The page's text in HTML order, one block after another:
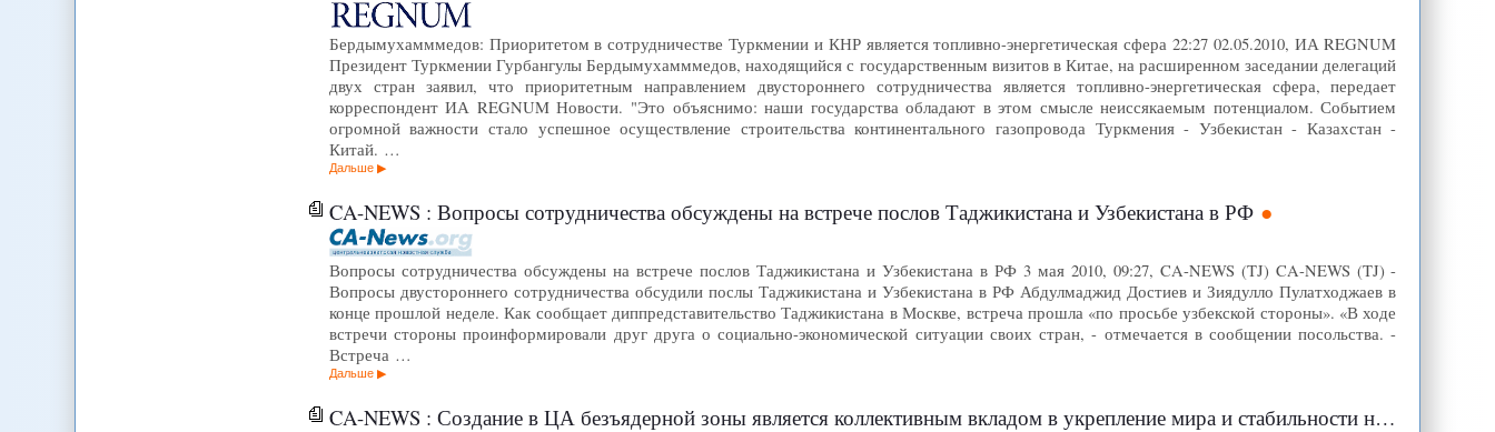
Бердымухамммедов: Приоритетом в сотрудничестве Туркмении и КНР является топливно-энергетическая сфера 22:27 02.05.2010, ИА REGNUM
Президент Туркмении Гурбангулы Бердымухамммедов, находящийся с государственным визитов в Китае, на расширенном заседании делегаций
двух стран заявил, что приоритетным направлением двустороннего сотрудничества является топливно-энергетическая сфера, передает
корреспондент ИА REGNUM Новости. "Это объяснимо: наши государства обладают в этом смысле неиссякаемым потенциалом. Событием
огромной важности стало успешное осуществление строительства континентального газопровода Туркмения - Узбекистан - Казахстан -
Китай. …
Дальше
CA-NEWS : Вопросы сотрудничества обсуждены на встрече послов Таджикистана и Узбекистана в РФ
Вопросы сотрудничества обсуждены на встрече послов Таджикистана и Узбекистана в РФ 3 мая 2010, 09:27, CA-NEWS (TJ) CA-NEWS (TJ) -
Вопросы двустороннего сотрудничества обсудили послы Таджикистана и Узбекистана в РФ Абдулмаджид Достиев и Зиядулло Пулатходжаев в
конце прошлой неделе. Как сообщает диппредставительство Таджикистана в Москве, встреча прошла «по просьбе узбекской стороны». «В ходе
встречи стороны проинформировали друг друга о социально-экономической ситуации своих стран, - отмечается в сообщении посольства. -
Встреча …
Дальше
CA-NEWS : Создание в ЦА безъядерной зоны является коллективным вкладом в укрепление мира и стабильности на планете, - посол